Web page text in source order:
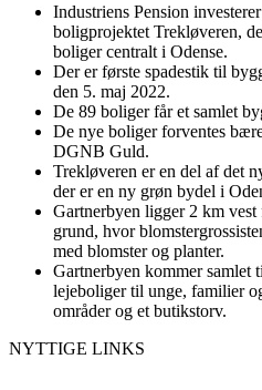
Industriens Pension
boligprojektet Trekløveren,
boliger centralt i Odense.
Der er første spadestik til
den 5. maj 2022.
De 89 boliger får et samlet
De nye boliger forventes
DGNB Guld.
Trekløveren er en del af det
der er en ny grøn bydel i
Gartnerbyen ligger 2 km vest
grund, hvor
med blomster og planter.
Gartnerbyen kommer samlet
lejeboliger til unge, familier
områder og et butikstorv.
NYTTIGE LINKS